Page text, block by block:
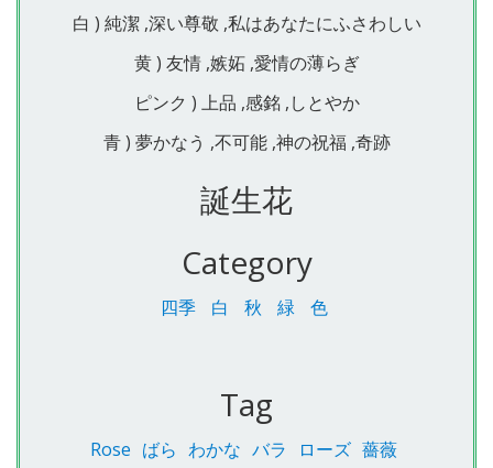
白 ) 純潔 ,深い尊敬 ,私はあなたにふさわしい
黄 ) 友情 ,嫉妬 ,愛情の薄らぎ
ピンク ) 上品 ,感銘 ,しとやか
青 ) 夢かなう ,不可能 ,神の祝福 ,奇跡
誕生花
Category
四季 白 秋 緑 色
Tag
Rose ばら わかな バラ ローズ 薔薇